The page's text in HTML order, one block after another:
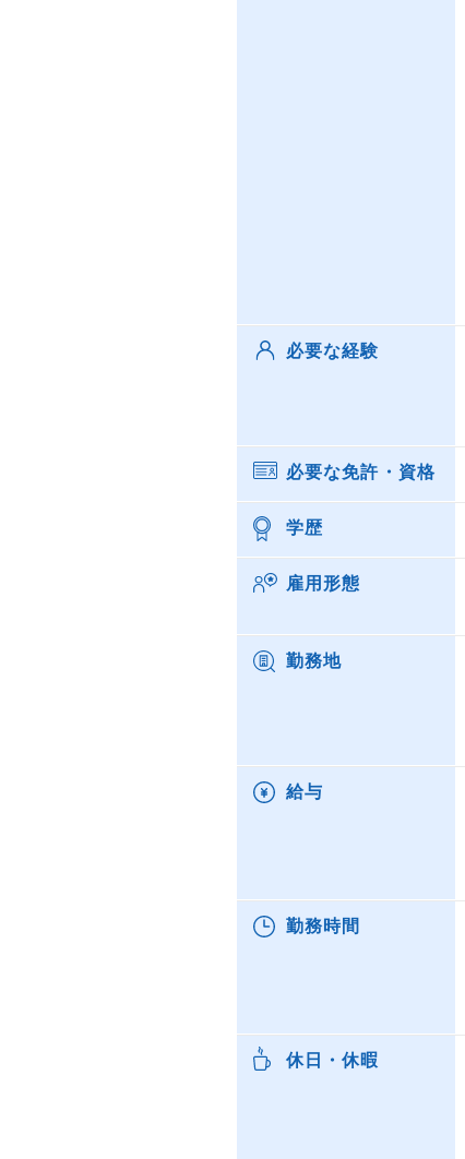
必要な経験
必要な免許・資格
学歴
雇用形態
勤務地
給与
勤務時間
休日・休暇